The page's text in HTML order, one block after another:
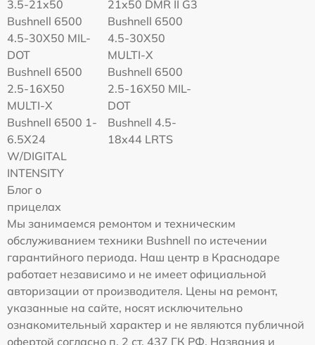
3.5-21x50
21x50 DMR II G3
Bushnell 6500
4.5-30X50 MIL-
DOT
Bushnell 6500
4.5-30X50
MULTI-X
Bushnell 6500
2.5-16X50
MULTI-X
Bushnell 6500
2.5-16X50 MIL-
DOT
Bushnell 6500 1-
6.5X24
W/DIGITAL
INTENSITY
Bushnell 4.5-
18x44 LRTS
Блог о
прицелах
Мы занимаемся ремонтом и техническим
обслуживанием техники Bushnell по истечении
гарантийного периода. Наш центр в Краснодаре
работает независимо и не имеет официальной
авторизации от производителя. Цены на ремонт,
указанные на сайте, носят исключительно
ознакомительный характер и не являются публичной
офертой согласно п. 2 ст. 437 ГК РФ. Названия и